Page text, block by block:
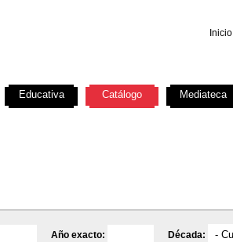
Inicio
Año exacto: Década:
Educativa Catálogo Mediateca